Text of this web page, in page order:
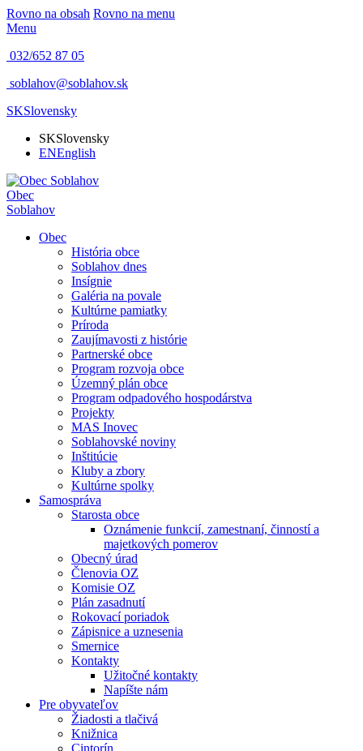
Rovno na obsah Rovno na menu
Menu
032/652 87 05
soblahov@soblahov.sk
SKSlovensky
SKSlovensky
ENEnglish
Obec
Soblahov
Obec
História obce
Soblahov dnes
Insígnie
Galéria na povale
Kultúrne pamiatky
Príroda
Zaujímavosti z histórie
Partnerské obce
Program rozvoja obce
Územný plán obce
Program odpadového hospodárstva
Projekty
MAS Inovec
Soblahovské noviny
Inštitúcie
Kluby a zbory
Kultúrne spolky
Samospráva
Starosta obce
Oznámenie funkcií, zamestnaní, činností a
majetkových pomerov
Obecný úrad
Členovia OZ
Komisie OZ
Plán zasadnutí
Rokovací poriadok
Zápisnice a uznesenia
Smernice
Kontakty
Užitočné kontakty
Napíšte nám
Pre obyvateľov
Žiadosti a tlačivá
Knižnica
Cintorín